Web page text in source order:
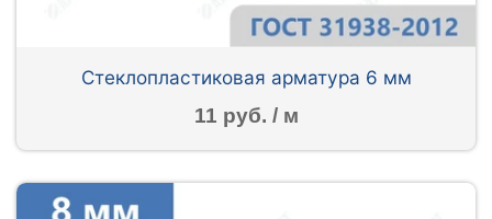
Стеклопластиковая арматура 6 мм
11 руб. / м